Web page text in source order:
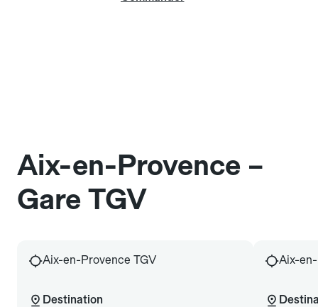
Aix-en-Provence –
Gare TGV
Aix-en-Provence TGV
Destination
Aix-